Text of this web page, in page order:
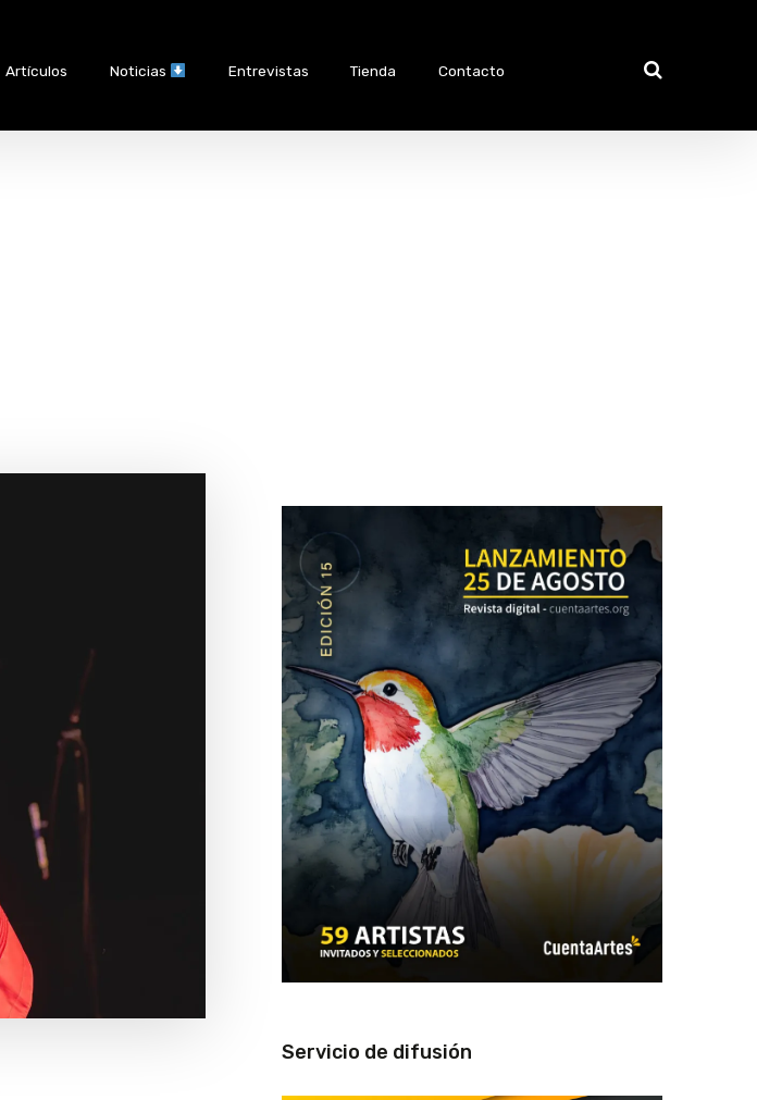
Artículos Noticias Entrevistas Tienda Contacto
Servicio de difusión